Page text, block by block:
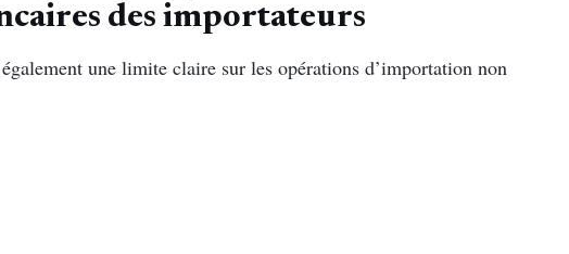
des importateurs
une limite claire sur les opérations d’importation non